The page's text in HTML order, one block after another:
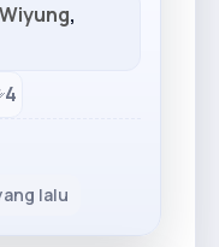
Wiyung,
4
lalu